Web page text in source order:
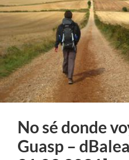
No sé donde
Guasp –